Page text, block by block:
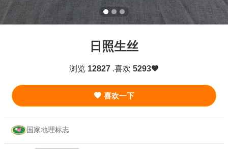
日照生丝
浏览 12827.喜欢 5293
喜欢一下
国家地理标志